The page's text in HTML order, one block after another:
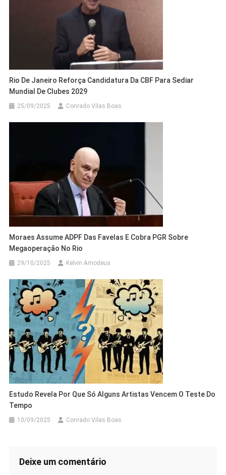
Rio De Janeiro Reforça Candidatura Da CBF Para Sediar
Mundial De Clubes 2029
25/09/2025 Conrado Vilas Boas
Moraes Assume ADPF Das Favelas E Cobra PGR Sobre
Megaoperação No Rio
29/10/2025 Kelvin Amodeus
Estudo Revela Por Que Só Alguns Artistas Vencem O Teste Do
Tempo
10/09/2025 Conrado Vilas Boas
Deixe um comentário